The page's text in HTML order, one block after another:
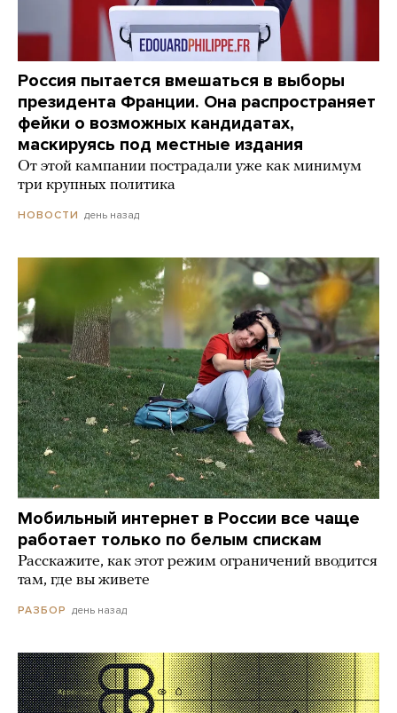
Россия пытается вмешаться в выборы
президента Франции. Она распространяет
фейки о возможных кандидатах,
маскируясь под местные издания
От этой кампании пострадали уже как минимум
три крупных политика
НОВОСТИ день назад
Мобильный интернет в России все чаще
работает только по белым спискам
Расскажите, как этот режим ограничений вводится
там, где вы живете
РАЗБОР день назад